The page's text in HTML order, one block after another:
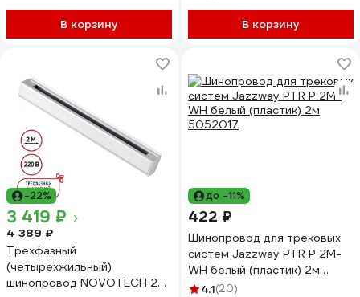
В корзину В корзину
-22%
3 419 ₽
4 389 ₽
Трехфазный
(четырехжильный)
шинопровод NOVOTECH 2м,
до -11%
422 ₽
Шинопровод для трековых
систем Jazzway PTR P 2M-
WH белый (пластик) 2м
5052017
4.1(20)